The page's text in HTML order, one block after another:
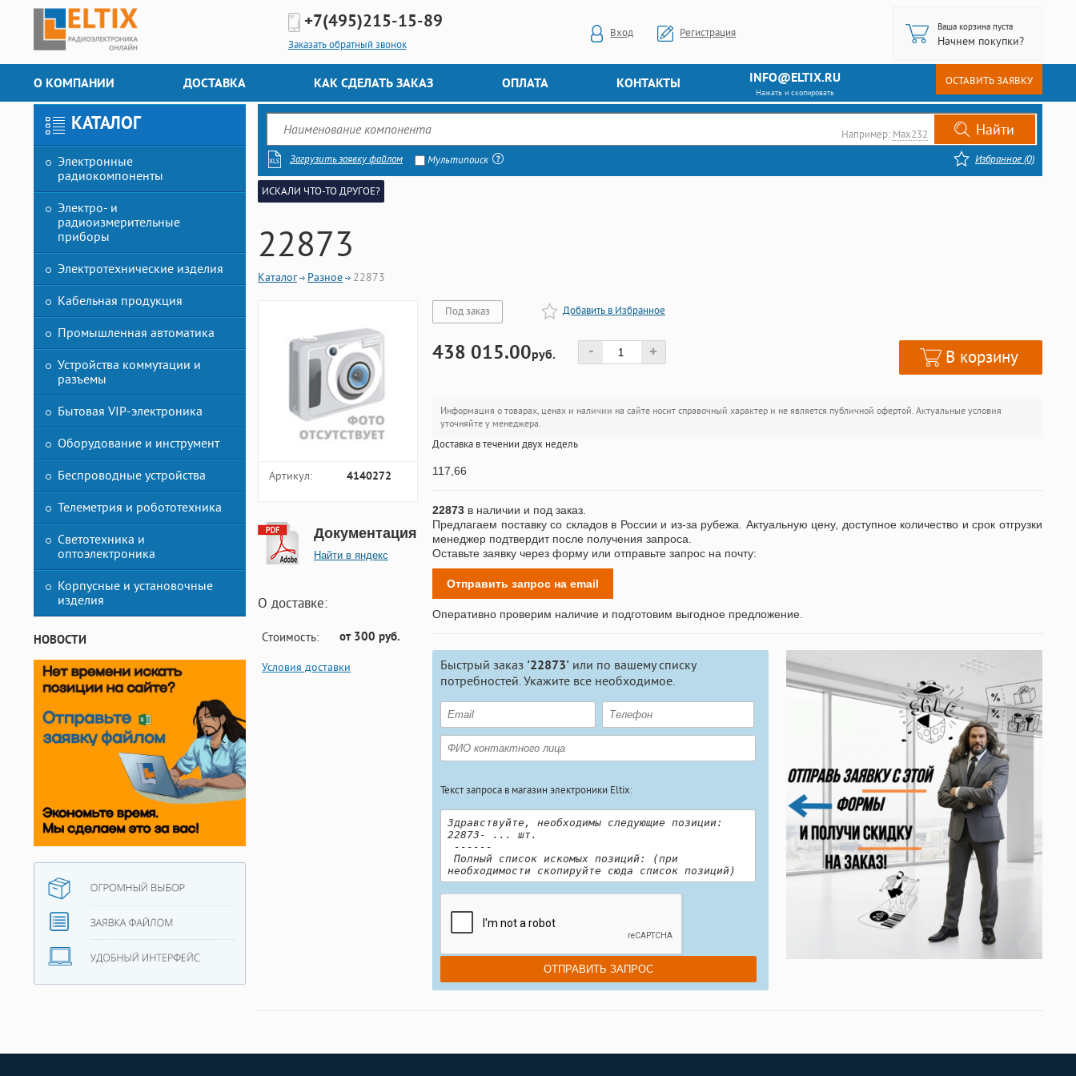
+7(495)215-15-89
Заказать обратный звонок
Вход Регистрация
Ваша корзина пуста
Начнем покупки?
О КОМПАНИИ ДОСТАВКА КАК СДЕЛАТЬ ЗАКАЗ ОПЛАТА КОНТАКТЫ INFO@ELTIX.RU
Нажать и скопировать
ОСТАВИТЬ ЗАЯВКУ
КАТАЛОГ
Электронные
радиокомпоненты
Электро- и
радиоизмерительные
приборы
Электротехнические изделия
Кабельная продукция
Промышленная автоматика
Устройства коммутации и
разъемы
Бытовая VIP-электроника
Оборудование и инструмент
Беспроводные устройства
Телеметрия и робототехника
Светотехника и
оптоэлектроника
Корпусные и установочные
изделия
НОВОСТИ
Например: Max232
Загрузить заявку файлом Мультипоиск Избранное (0)
ИСКАЛИ ЧТО-ТО ДРУГОЕ?
22873
Каталог Разное 22873
Под заказ Добавить в Избранное
438 015.00руб. - + В корзину
Информация о товарах, ценах и наличии на сайте носит справочный характер и не является публичной офертой. Актуальные условия
уточняйте у менеджера.
Доставка в течении двух недель
117,66
22873 в наличии и под заказ.
Предлагаем поставку со складов в России и из-за рубежа. Актуальную цену, доступное количество и срок отгрузки
менеджер подтвердит после получения запроса.
Оставьте заявку через форму или отправьте запрос на почту:
Отправить запрос на email
Оперативно проверим наличие и подготовим выгодное предложение.
Быстрый заказ '22873' или по вашему списку
потребностей. Укажите все необходимое.
Текст запроса в магазин электроники Eltix:
Артикул: 4140272
Документация
Найти в яндекс
О доставке:
Стоимость: от 300 руб.
Условия доставки